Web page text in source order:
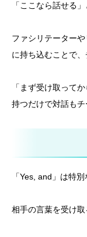
「ここなら話せる
ファシリテーター
に持ち込むことで
「まず受け取って
持つだけで対話もチ
「Yes, and」は特
相手の言葉を受け取